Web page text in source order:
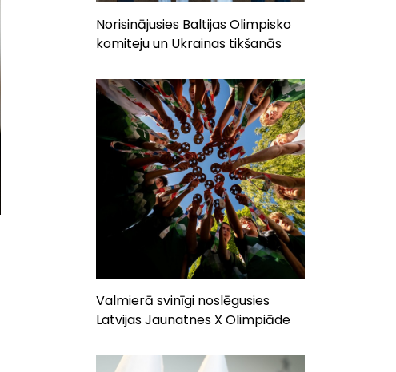
Norisinājusies Baltijas Olimpisko
komiteju un Ukrainas tikšanās
Valmierā svinīgi noslēgusies
Latvijas Jaunatnes X Olimpiāde